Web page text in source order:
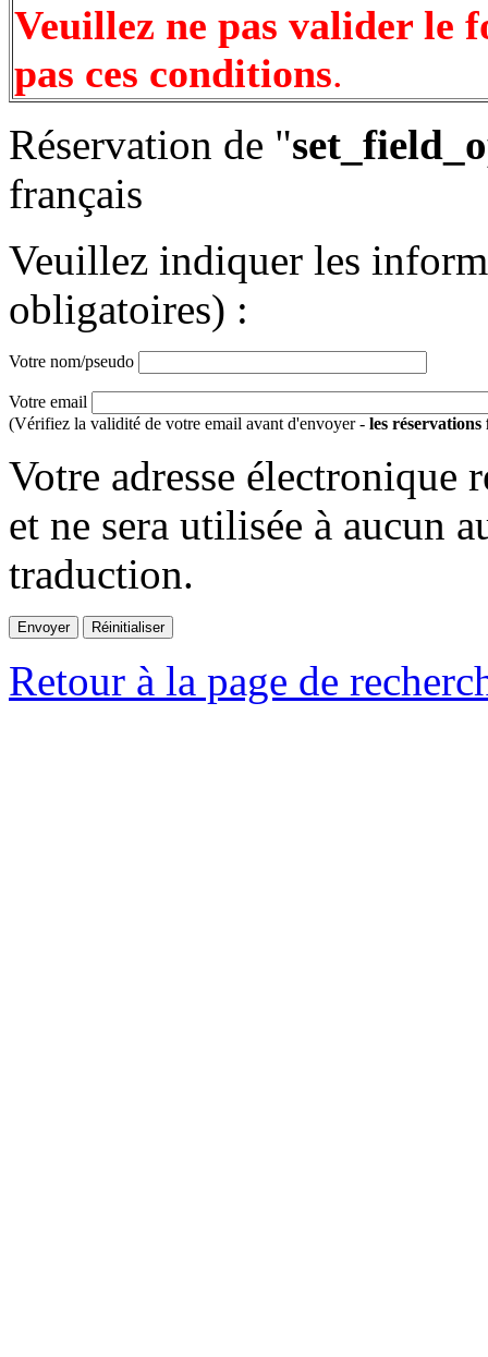
Veuillez ne pas valider le
pas ces conditions.
Réservation de "
français
Veuillez indiquer les
obligatoires) :
Votre nom/pseudo
Votre email
(Vérifiez la validité de votre email avant d'envoyer - les réservations
Votre adresse électronique
et ne sera utilisée à aucun
traduction.
Retour à la page de